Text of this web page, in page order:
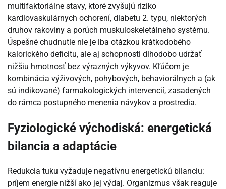
multifaktoriálne stavy, ktoré zvyšujú riziko
kardiovaskulárnych ochorení, diabetu 2. typu, niektorých
druhov rakoviny a porúch muskuloskeletálneho systému.
Úspešné chudnutie nie je iba otázkou krátkodobého
kalorického deficitu, ale aj schopnosti dlhodobo udržať
nižšiu hmotnosť bez výrazných výkyvov. Kľúčom je
kombinácia výživových, pohybových, behaviorálnych a (ak
sú indikované) farmakologických intervencií, zasadených
do rámca postupného menenia návykov a prostredia.
Fyziologické východiská: energetická
bilancia a adaptácie
Redukcia tuku vyžaduje negatívnu energetickú bilanciu:
príjem energie nižší ako jej výdaj. Organizmus však reaguje